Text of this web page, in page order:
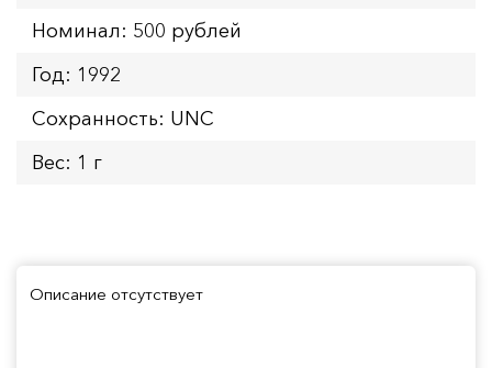
Номинал: 500 рублей
Год: 1992
Сохранность: UNC
Вес: 1 г
Описание отсутствует